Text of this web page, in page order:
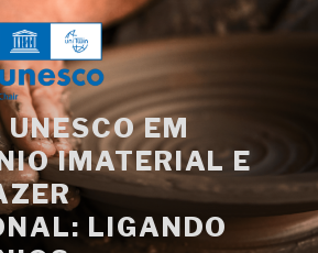
EM
IMATERIAL E
LIGANDO